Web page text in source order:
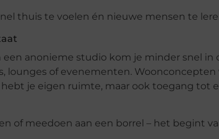
thuis te voelen én nieuwe mensen te
een anonieme studio kom je minder snel
lounges of evenementen.
je eigen ruimte, maar ook toegang tot
of meedoen aan een borrel – het begint